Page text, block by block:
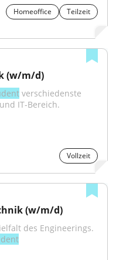
Homeoffice
Teilzeit
(w/m/d)
verschiedenste
IT-Bereich.
Vollzeit
(w/m/d)
des Engineerings.